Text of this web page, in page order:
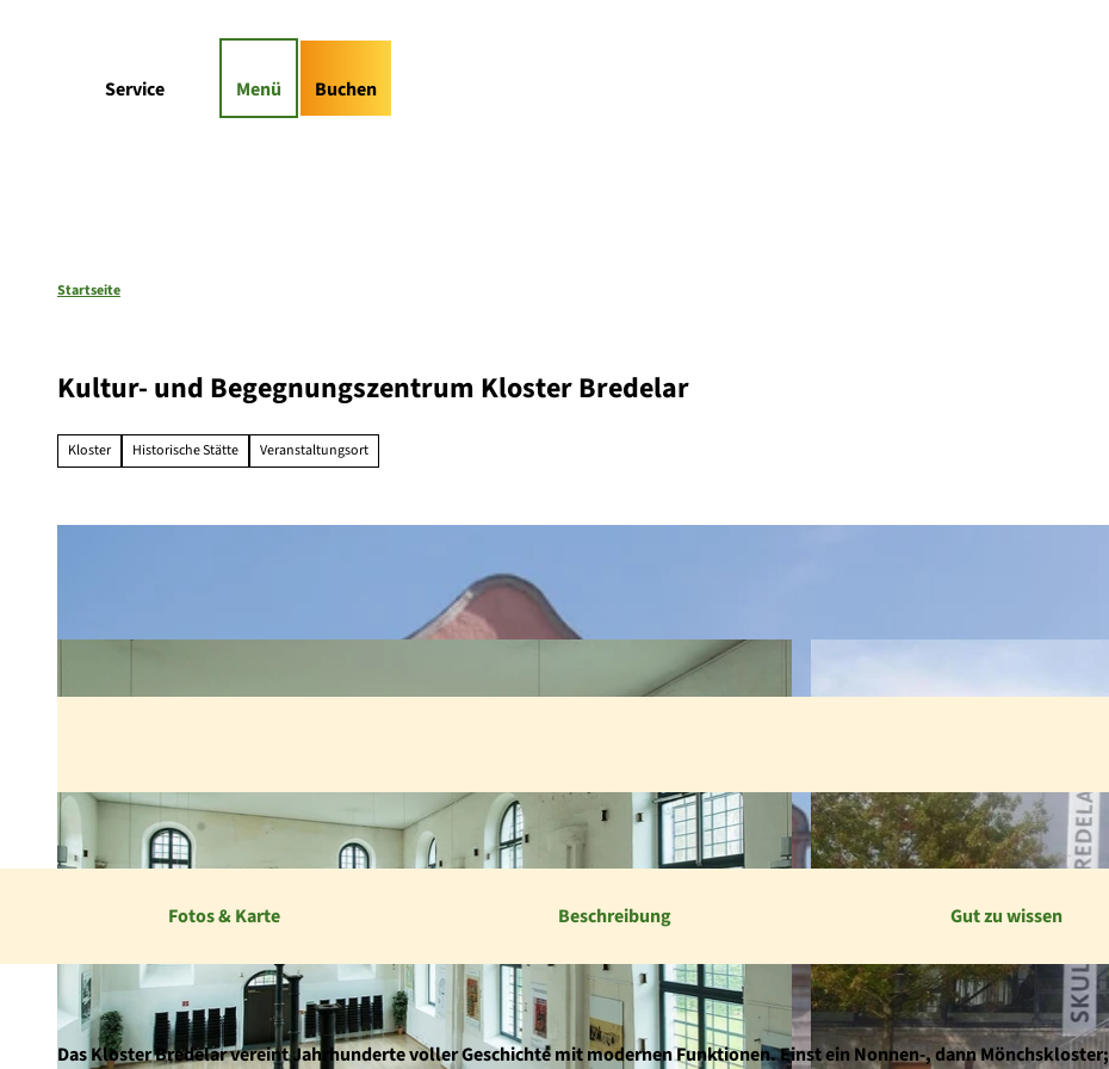
Service Menü Buchen
Startseite
Kultur- und Begegnungszentrum Kloster Bredelar
Kloster Historische Stätte Veranstaltungsort
Fotos & Karte Beschreibung Gut zu wissen
Das Kloster Bredelar vereint Jahrhunderte voller Geschichte mit modernen Funktionen. Einst ein Nonnen-, dann Mönchskloster;